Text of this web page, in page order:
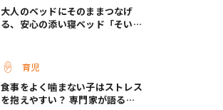
大人のベッドにそのままつなげ
る、安心の添い寝ベッド「そいね
育児
食事をよく噛まない子はストレス
を抱えやすい？ 専門家が語る、